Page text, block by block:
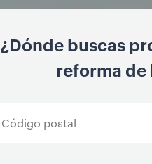
¿Dónde buscas
reforma de